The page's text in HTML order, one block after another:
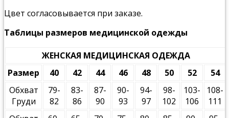
Цвет согласовывается при заказе.
Таблицы размеров медицинской одежды
ЖЕНСКАЯ МЕДИЦИНСКАЯ ОДЕЖДА
Размер
40 42 44 46 48 50 52
54
Обхват
Груди
79-
82
83-
86
87-
90
90-
93
94-
97
98-
102
103-
106
108-
111